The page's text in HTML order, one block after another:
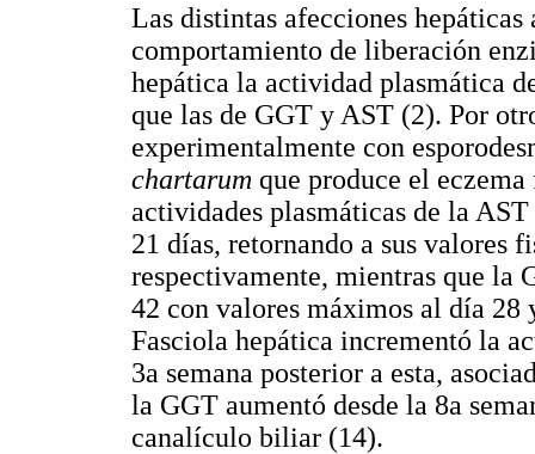
Las distintas afecciones
comportamiento de liberación
hepática la actividad plasmática
que las de GGT y AST (2). Por
experimentalmente con
chartarum que produce el
actividades plasmáticas de la
21 días, retornando a sus valores
respectivamente, mientras que la
42 con valores máximos al día
Fasciola hepática incrementó la
3a semana posterior a esta,
la GGT aumentó desde la 8a
canalículo biliar (14).